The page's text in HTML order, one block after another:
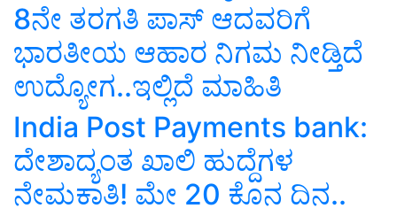
8ನೇ ತರಗತಿ ಪಾಸ್‌ ಆದವರಿಗೆ
ಭಾರತೀಯ ಆಹಾರ ನಿಗಮ ನೀಡ್ತಿದೆ
ಉದ್ಯೋಗ..ಇಲ್ಲಿದೆ ಮಾಹಿತಿ
India Post Payments bank:
ದೇಶಾದ್ಯಂತ ಖಾಲಿ ಹುದ್ದೆಗಳ
ನೇಮಕಾತಿ! ಮೇ 20 ಕೊನ ದಿನ..